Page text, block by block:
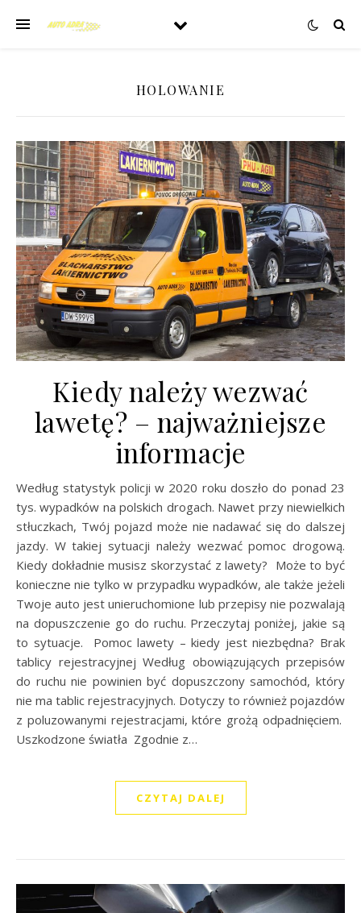
HOLOWANIE
Kiedy należy wezwać
lawetę? – najważniejsze
informacje
Według statystyk policji w 2020 roku doszło do ponad 23
tys. wypadków na polskich drogach. Nawet przy niewielkich
stłuczkach, Twój pojazd może nie nadawać się do dalszej
jazdy. W takiej sytuacji należy wezwać pomoc drogową.
Kiedy dokładnie musisz skorzystać z lawety? Może to być
konieczne nie tylko w przypadku wypadków, ale także jeżeli
Twoje auto jest unieruchomione lub przepisy nie pozwalają
na dopuszczenie go do ruchu. Przeczytaj poniżej, jakie są
to sytuacje. Pomoc lawety – kiedy jest niezbędna? Brak
tablicy rejestracyjnej Według obowiązujących przepisów
do ruchu nie powinien być dopuszczony samochód, który
nie ma tablic rejestracyjnych. Dotyczy to również pojazdów
z poluzowanymi rejestracjami, które grożą odpadnięciem.
Uszkodzone światła Zgodnie z…
CZYTAJ DALEJ